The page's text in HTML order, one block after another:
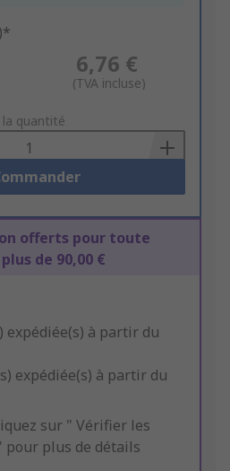
6,76 €
(TVA incluse)
quantité
offerts pour toute
de 90,00 €
expédiée(s) à partir du
expédiée(s) à partir du
sur " Vérifier les
pour plus de détails